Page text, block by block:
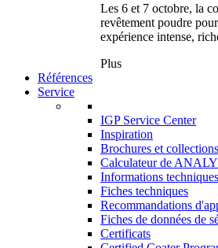
Les 6 et 7 octobre, la
revêtement poudre
expérience intense,
Plus
Références
Service
IGP Service Center
Inspiration
Brochures et collections
Calculateur de
Informations techniques
Fiches techniques
Recommandations
Fiches de données de
Certificats